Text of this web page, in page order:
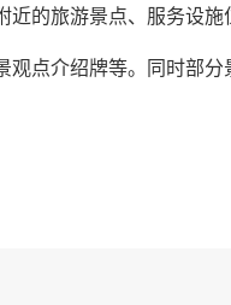
的旅游景点、服务设施
点介绍牌等。同时部